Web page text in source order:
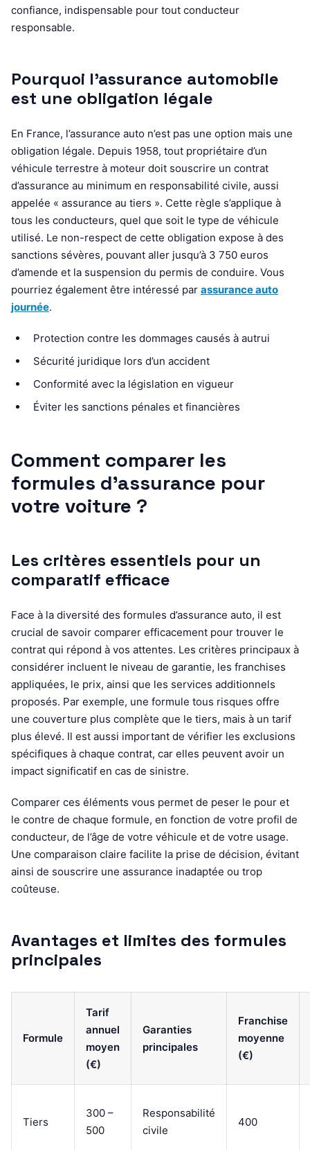
confiance, indispensable pour tout conducteur
responsable.
Pourquoi l’assurance automobile
est une obligation légale
En France, l’assurance auto n’est pas une option mais une
obligation légale. Depuis 1958, tout propriétaire d’un
véhicule terrestre à moteur doit souscrire un contrat
d’assurance au minimum en responsabilité civile, aussi
appelée « assurance au tiers ». Cette règle s’applique à
tous les conducteurs, quel que soit le type de véhicule
utilisé. Le non-respect de cette obligation expose à des
sanctions sévères, pouvant aller jusqu’à 3 750 euros
d’amende et la suspension du permis de conduire. Vous
pourriez également être intéressé par assurance auto
journée.
Protection contre les dommages causés à autrui
Sécurité juridique lors d’un accident
Conformité avec la législation en vigueur
Éviter les sanctions pénales et financières
Comment comparer les
formules d’assurance pour
votre voiture ?
Les critères essentiels pour un
comparatif efficace
Face à la diversité des formules d’assurance auto, il est
crucial de savoir comparer efficacement pour trouver le
contrat qui répond à vos attentes. Les critères principaux à
considérer incluent le niveau de garantie, les franchises
appliquées, le prix, ainsi que les services additionnels
proposés. Par exemple, une formule tous risques offre
une couverture plus complète que le tiers, mais à un tarif
plus élevé. Il est aussi important de vérifier les exclusions
spécifiques à chaque contrat, car elles peuvent avoir un
impact significatif en cas de sinistre.
Comparer ces éléments vous permet de peser le pour et
le contre de chaque formule, en fonction de votre profil de
conducteur, de l’âge de votre véhicule et de votre usage.
Une comparaison claire facilite la prise de décision, évitant
ainsi de souscrire une assurance inadaptée ou trop
coûteuse.
Avantages et limites des formules
principales
Formule
Tarif
annuel
moyen
(€)
Garanties
principales
Franchise
moyenne
(€)
Tiers
300 –
500
Responsabilité
civile
400